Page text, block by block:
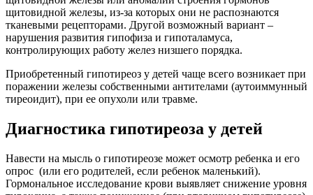
щитовидной железы, из-за которых они не распознаются
тканевыми рецепторами. Другой возможный вариант –
нарушения развития гипофиза и гипоталамуса,
контролирующих работу желез низшего порядка.
Приобретенный гипотиреоз у детей чаще всего возникает при
поражении железы собственными антителами (аутоиммунный
тиреоидит), при ее опухоли или травме.
Диагностика гипотиреоза у детей
Навести на мысль о гипотиреозе может осмотр ребенка и его
опрос (или его родителей, если ребенок маленький).
Гормональное исследование крови выявляет снижение уровня